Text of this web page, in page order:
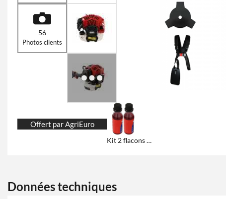
56
Photos clients
Offert par AgriEuro
Kit 2 flacons d'huile pour moteurs à mélange
Données techniques